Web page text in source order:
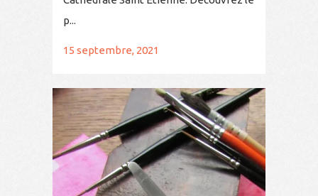
p...
15 septembre, 2021